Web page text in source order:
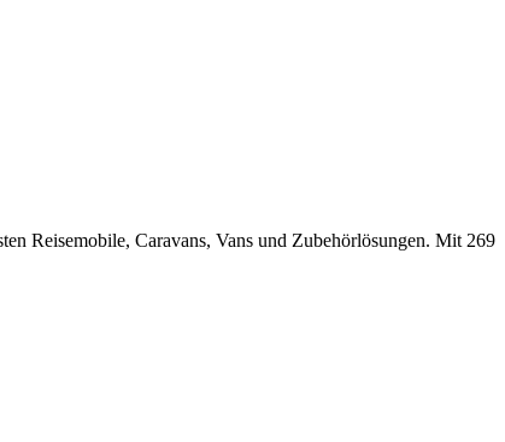
Reisemobile, Caravans, Vans und Zubehörlösungen. Mit 269